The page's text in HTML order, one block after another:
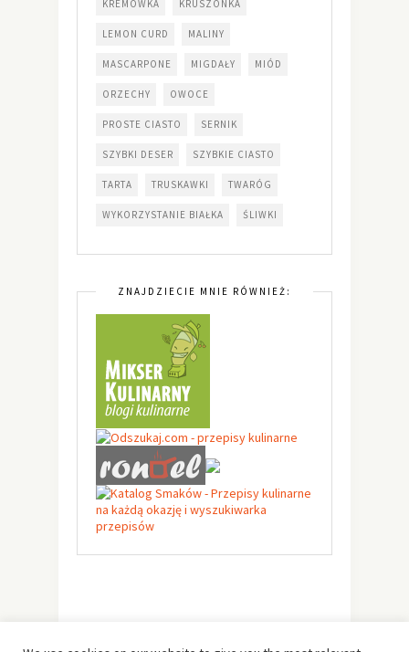
KREMÓWKA KRUSZONKA
LEMON CURD MALINY
MASCARPONE MIGDAŁY MIÓD
ORZECHY OWOCE
PROSTE CIASTO SERNIK
SZYBKI DESER SZYBKIE CIASTO
TARTA TRUSKAWKI TWARÓG
WYKORZYSTANIE BIAŁKA ŚLIWKI
ZNAJDZIECIE MNIE RÓWNIEŻ: